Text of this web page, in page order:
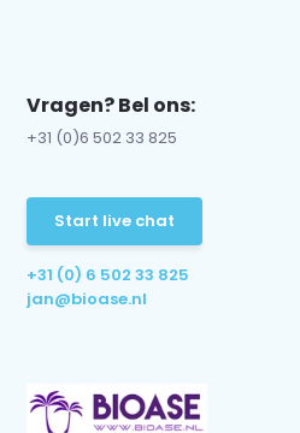
Vragen? Bel ons:
+31 (0)6 502 33 825
Start live chat
+31 (0) 6 502 33 825
jan@bioase.nl